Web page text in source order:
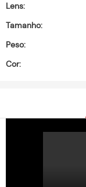
Lens:
Tamanho:
Peso:
Cor: